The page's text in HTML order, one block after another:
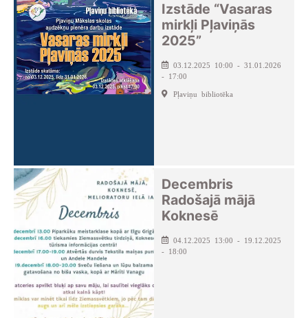
Izstāde “Vasaras
mirkļi Pļaviņās
2025”
03.12.2025 10:00 - 31.01.2026
- 17:00
Pļaviņu bibliotēka
Decembris
Radošajā mājā
Koknesē
04.12.2025 13:00 - 19.12.2025
- 18:00